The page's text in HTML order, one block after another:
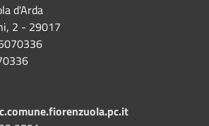
d'Arda
2 - 29017